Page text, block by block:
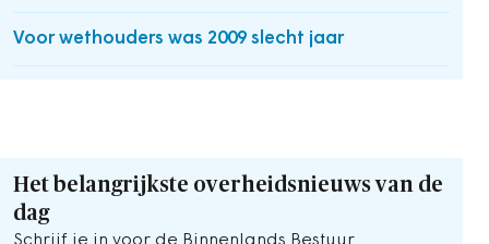
Voor wethouders was 2009 slecht jaar
Het belangrijkste overheidsnieuws van de
dag